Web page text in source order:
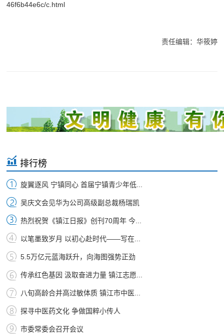
46f6b44e6c/c.html
责任编辑：华筱婷
排行榜
旋翼逐风 宁镇同心 首届宁镇青少年低...
吴庆文会见华为公司高级副总裁杨瑞凯
热烈祝贺《镇江日报》创刊70周年 今...
以笔墨致岁月 以初心赴时代——写在...
5.5万亿元蓝海跃升，向海图强势正劲
传承红色基因 汲取奋进力量 镇江志愿...
八旬高龄合并高过敏体质 镇江市中医...
探寻中医药文化 争做国粹小传人
市委常委会召开会议